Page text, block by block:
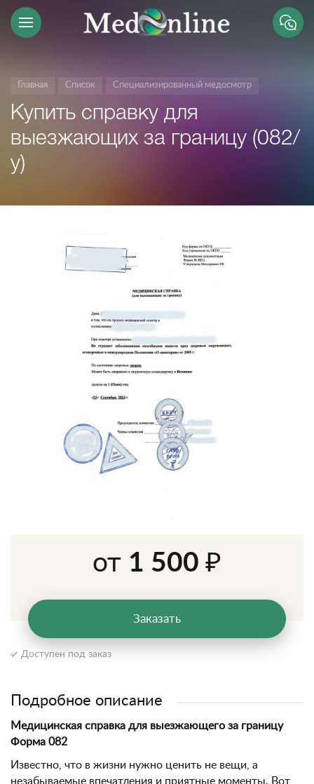
Главная Список Специализированный медосмотр
Купить справку для
выезжающих за границу (082/
у)
Доступен под заказ
от 1 500 ₽
Заказать
Подробное описание
Медицинская справка для выезжающего за границу
Форма 082
Известно, что в жизни нужно ценить не вещи, а
незабываемые впечатления и приятные моменты. Вот